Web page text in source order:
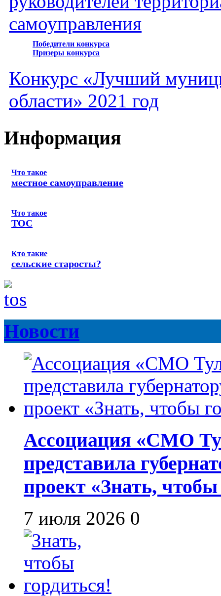
самоуправления
Победители конкурса
Призеры конкурса
Конкурс «Лучший
области» 2021 год
Информация
Что такое
местное самоуправление
Что такое
ТОС
Кто такие
сельские старосты?
Новости
Ассоциация «СМО
представила
проект «Знать,
7 июля 2026 0